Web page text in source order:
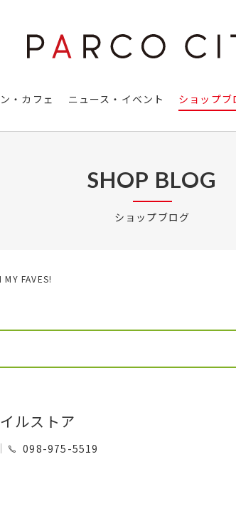
・カフェ ニュース・イベント ショップブ
SHOP BLOG
ショップブログ
FAVES!
ルストア
098-975-5519